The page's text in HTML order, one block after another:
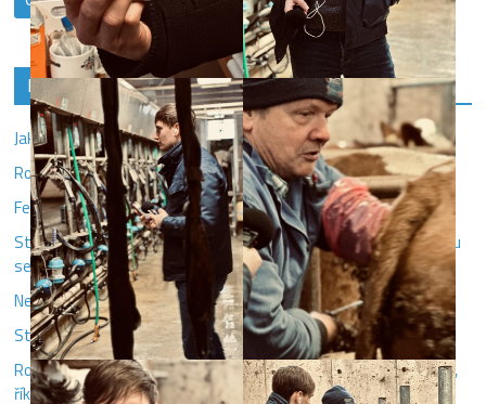
Nejnovější příspěvky
Jak se žije venku dětem z dětských domovů?
Rozhlasový cestopis Anny Peclové
Fesťáky v metropoli. Za kulturou se dá vydat i bez stanu
Stovky pravoslavných oslavily Velikonoce v Česku. Na bohoslužbu
se každoročně všichni nevejdou
Nejsme jen večerkáři, říkají čeští Vietnamci
Studenti studentům
Rodina toho hodně obětovala, bez kontaktů spoléháte jen na ni,
říká šampionka Siniaková